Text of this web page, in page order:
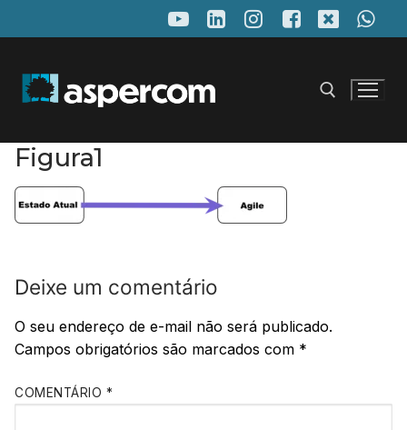
para
conteúdo
Figura1
Deixe um comentário
O seu endereço de e-mail não será publicado.
Campos obrigatórios são marcados com *
COMENTÁRIO *